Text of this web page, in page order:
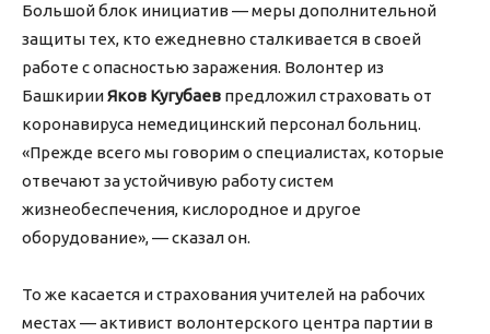
Большой блок инициатив — меры дополнительной
защиты тех, кто ежедневно сталкивается в своей
работе с опасностью заражения. Волонтер из
БашкирииЯков Кугубаев предложил страховать от
коронавируса немедицинский персонал больниц.
«Прежде всего мы говорим о специалистах, которые
отвечают за устойчивую работу систем
жизнеобеспечения, кислородное и другое
оборудование», — сказал он.
То же касается и страхования учителей на рабочих
местах — активист волонтерского центра партии в